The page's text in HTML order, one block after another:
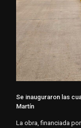
Se inauguraron las
Martín
La obra, financiada